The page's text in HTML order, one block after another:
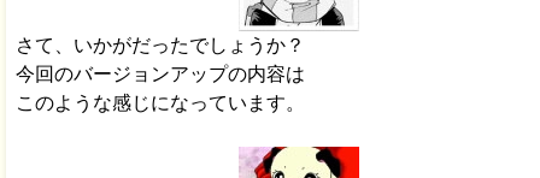
さて、いかがだったでしょうか？
今回のバージョンアップの内容は
このような感じになっています。